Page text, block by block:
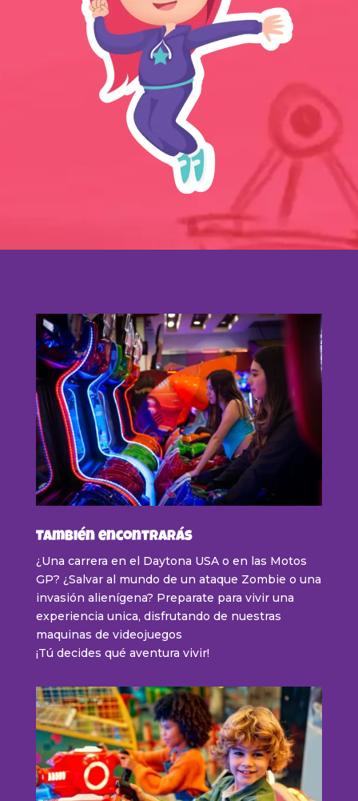
También encontrarás
¿Una carrera en el Daytona USA o en las Motos
GP? ¿Salvar al mundo de un ataque Zombie o una
invasión alienígena? Preparate para vivir una
experiencia unica, disfrutando de nuestras
maquinas de videojuegos
¡Tú decides qué aventura vivir!